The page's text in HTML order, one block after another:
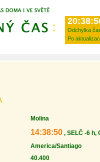
Odchylka
Po
Molina
14:38:50 , SELČ -6 h,
America/Santiago
40.400